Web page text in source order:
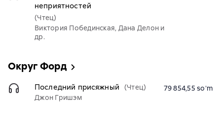
неприятностей
(Чтец)
Виктория Побединская, Дана Делон и
др.
Округ Форд
Последний присяжный
(Чтец)
Джон Гришэм
79 854,55 soʻm